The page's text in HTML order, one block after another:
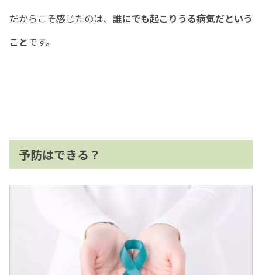
だからこそ感じたのは、 誰にでも起こりうる病気だという
ことです。
予防はできる？